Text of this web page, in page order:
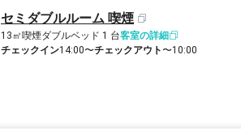
セミダブルルーム 喫煙
13㎡喫煙ダブルベッド 1 台客室の詳細
チェックイン14:00〜チェックアウト〜10:00